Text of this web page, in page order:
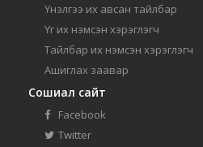
Үнэлгээ их авсан тайлбар
Үг их нэмсэн хэрэглэгч
Тайлбар их нэмсэн хэрэглэгч
Ашиглах заавар
Сошиал сайт
Facebook
Twitter